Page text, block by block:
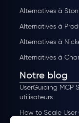
Alternatives à
Alternatives à
Alternatives à
Alternatives à
Notre blog
UserGuiding MCP
utilisateurs
How to Scale